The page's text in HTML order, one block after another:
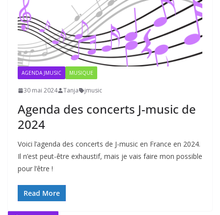
AGENDA JMUSIC MUSIQUE
30 mai 2024 Tanja jmusic
Agenda des concerts J-music de
2024
Voici l’agenda des concerts de J-music en France en 2024.
Il n’est peut-être exhaustif, mais je vais faire mon possible
pour l’être !
Read More